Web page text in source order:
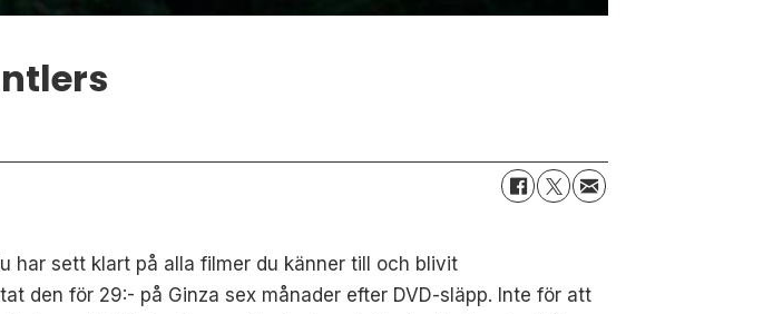
har sett klart på alla filmer du känner till och blivit
den för 29:- på Ginza sex månader efter DVD-släpp. Inte för att